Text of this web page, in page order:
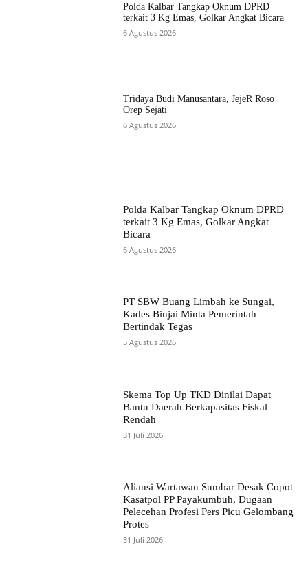
Polda Kalbar Tangkap Oknum DPRD
terkait 3 Kg Emas, Golkar Angkat Bicara
6 Agustus 2026
Tridaya Budi Manusantara, JejeR Roso
Orep Sejati
6 Agustus 2026
Polda Kalbar Tangkap Oknum DPRD
terkait 3 Kg Emas, Golkar Angkat
Bicara
6 Agustus 2026
PT SBW Buang Limbah ke Sungai,
Kades Binjai Minta Pemerintah
Bertindak Tegas
5 Agustus 2026
Skema Top Up TKD Dinilai Dapat
Bantu Daerah Berkapasitas Fiskal
Rendah
31 Juli 2026
Aliansi Wartawan Sumbar Desak Copot
Kasatpol PP Payakumbuh, Dugaan
Pelecehan Profesi Pers Picu Gelombang
Protes
31 Juli 2026